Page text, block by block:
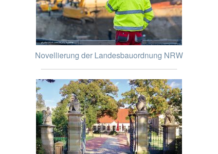
Novellierung der Landesbauordnung NRW